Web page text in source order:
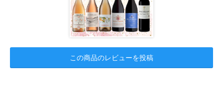
この商品のレビューを投稿